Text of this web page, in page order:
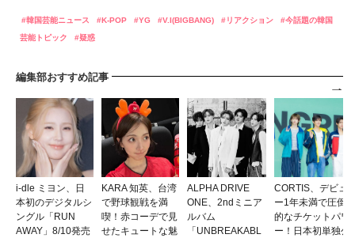
韓国芸能ニュース K-POP YG V.I(BIGBANG) リアクション
今話題の韓国
芸能トピック
疑惑
編集部おすすめ記事
i-dle ミヨン、日
本初のデジタルシ
ングル「RUN
AWAY」8/10発売
KARA 知英、台湾
で野球観戦を満
喫！赤コーデで見
せたキュートな魅
ALPHA DRIVE
ONE、2ndミニア
ルバム
「UNBREAKABL
CORTIS、デビュ
ー1年未満で圧倒
的なチケットパワ
ー！日本初単独公